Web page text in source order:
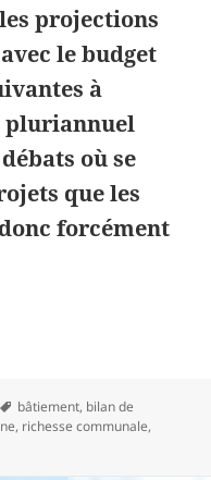
projections
le budget
à
pluriannuel
où se
que les
forcément
et patrimoine de la
Mots-
clés
bâtiement, bilan de
, richesse communale,